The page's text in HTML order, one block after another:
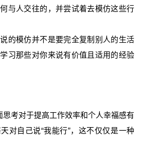
与人交往的，并尝试着去模仿这些行
的模仿并不是要完全复制别人的生活
习那些对你来说有价值且适用的经验
考对于提高工作效率和个人幸福感有
对自己说“我能行”，这不仅仅是一种